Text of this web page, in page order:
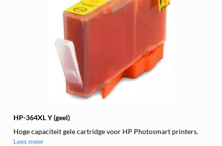
HP-364XL Y (geel)
Hoge capaciteit gele cartridge voor HP Photosmart printers.
Lees meer